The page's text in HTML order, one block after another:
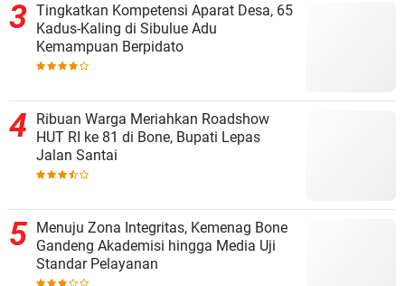
Tingkatkan Kompetensi Aparat Desa, 65
Kadus-Kaling di Sibulue Adu
Kemampuan Berpidato
Ribuan Warga Meriahkan Roadshow
HUT RI ke 81 di Bone, Bupati Lepas
Jalan Santai
Menuju Zona Integritas, Kemenag Bone
Gandeng Akademisi hingga Media Uji
Standar Pelayanan